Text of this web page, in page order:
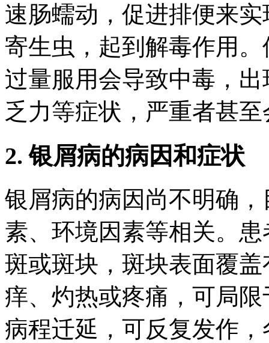
速肠蠕动，促进排便来
寄生虫，起到解毒作用
过量服用会导致中毒，
乏力等症状，严重者甚
2. 银屑病的病因和症状
银屑病的病因尚不明确
素、环境因素等相关。
斑或斑块，斑块表面覆
痒、灼热或疼痛，可局
病程迁延，可反复发作